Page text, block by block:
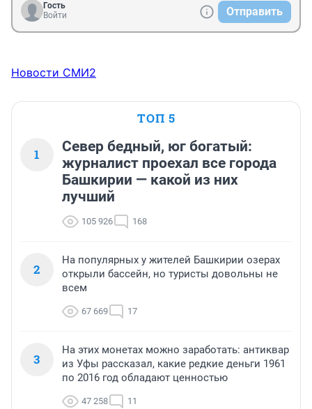
Гость
Войти
Отправить
Новости СМИ2
ТОП 5
1
Север бедный, юг богатый:
журналист проехал все города
Башкирии — какой из них
лучший
105 926 168
2
На популярных у жителей Башкирии озерах
открыли бассейн, но туристы довольны не
всем
67 669 17
3
На этих монетах можно заработать: антиквар
из Уфы рассказал, какие редкие деньги 1961
по 2016 год обладают ценностью
47 258 11